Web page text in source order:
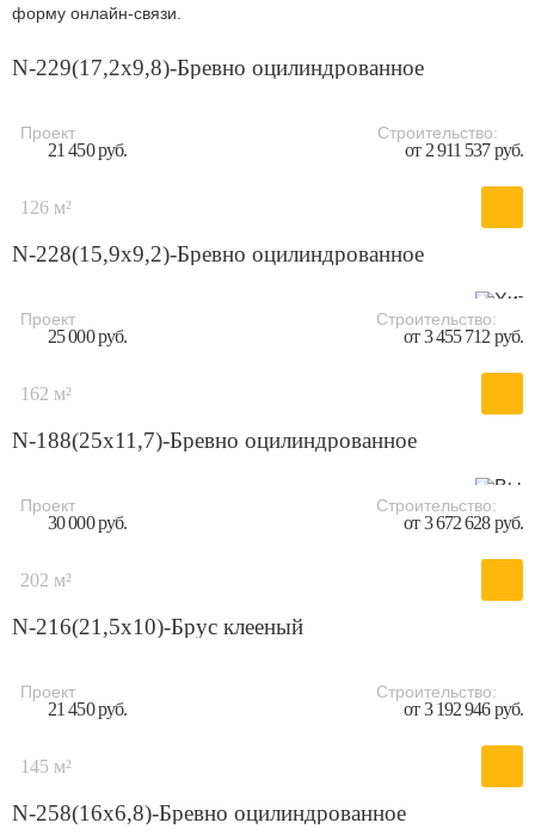
форму онлайн-связи.
N-229(17,2x9,8)-Бревно оцилиндрованное
Проект
21 450 руб.
Строительство:
от 2 911 537 руб.
126 м²
N-228(15,9x9,2)-Бревно оцилиндрованное
Проект
25 000 руб.
Строительство:
от 3 455 712 руб.
162 м²
N-188(25х11,7)-Бревно оцилиндрованное
Проект
30 000 руб.
Строительство:
от 3 672 628 руб.
202 м²
N-216(21,5x10)-Брус клееный
Проект
21 450 руб.
Строительство:
от 3 192 946 руб.
145 м²
N-258(16x6,8)-Бревно оцилиндрованное